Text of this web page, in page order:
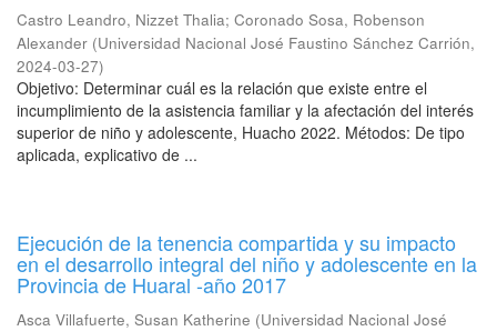
Castro Leandro, Nizzet Thalia; Coronado Sosa, Robenson
Alexander (Universidad Nacional José Faustino Sánchez Carrión,
2024-03-27)
Objetivo: Determinar cuál es la relación que existe entre el
incumplimiento de la asistencia familiar y la afectación del interés
superior de niño y adolescente, Huacho 2022. Métodos: De tipo
aplicada, explicativo de ...
Ejecución de la tenencia compartida y su impacto
en el desarrollo integral del niño y adolescente en la
Provincia de Huaral -año 2017
Asca Villafuerte, Susan Katherine (Universidad Nacional José